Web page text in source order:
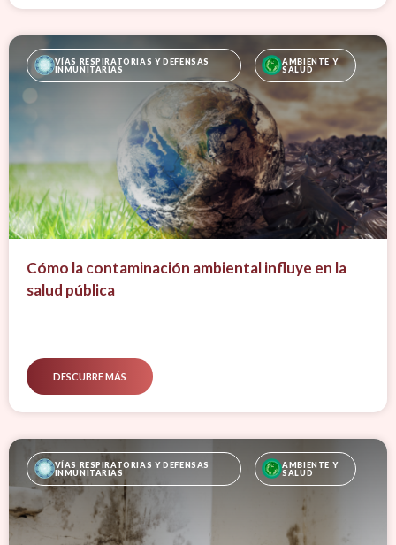
VÍAS RESPIRATORIAS Y DEFENSAS
INMUNITARIAS
AMBIENTE Y
SALUD
Cómo la contaminación ambiental influye en la
salud pública
DESCUBRE MÁS
VÍAS RESPIRATORIAS Y DEFENSAS
INMUNITARIAS
AMBIENTE Y
SALUD